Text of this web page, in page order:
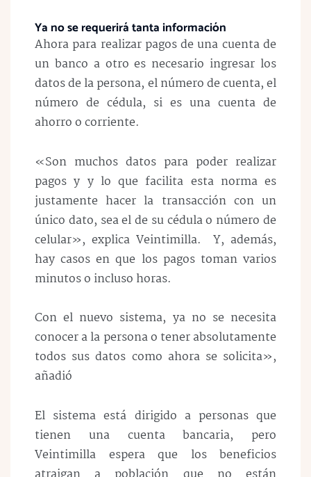
Ya no se requerirá tanta información
Ahora para realizar pagos de una cuenta de
un banco a otro es necesario ingresar los
datos de la persona, el número de cuenta, el
número de cédula, si es una cuenta de
ahorro o corriente.
«Son muchos datos para poder realizar
pagos y y lo que facilita esta norma es
justamente hacer la transacción con un
único dato, sea el de su cédula o número de
celular», explica Veintimilla. Y, además,
hay casos en que los pagos toman varios
minutos o incluso horas.
Con el nuevo sistema, ya no se necesita
conocer a la persona o tener absolutamente
todos sus datos como ahora se solicita»,
añadió
El sistema está dirigido a personas que
tienen una cuenta bancaria, pero
Veintimilla espera que los beneficios